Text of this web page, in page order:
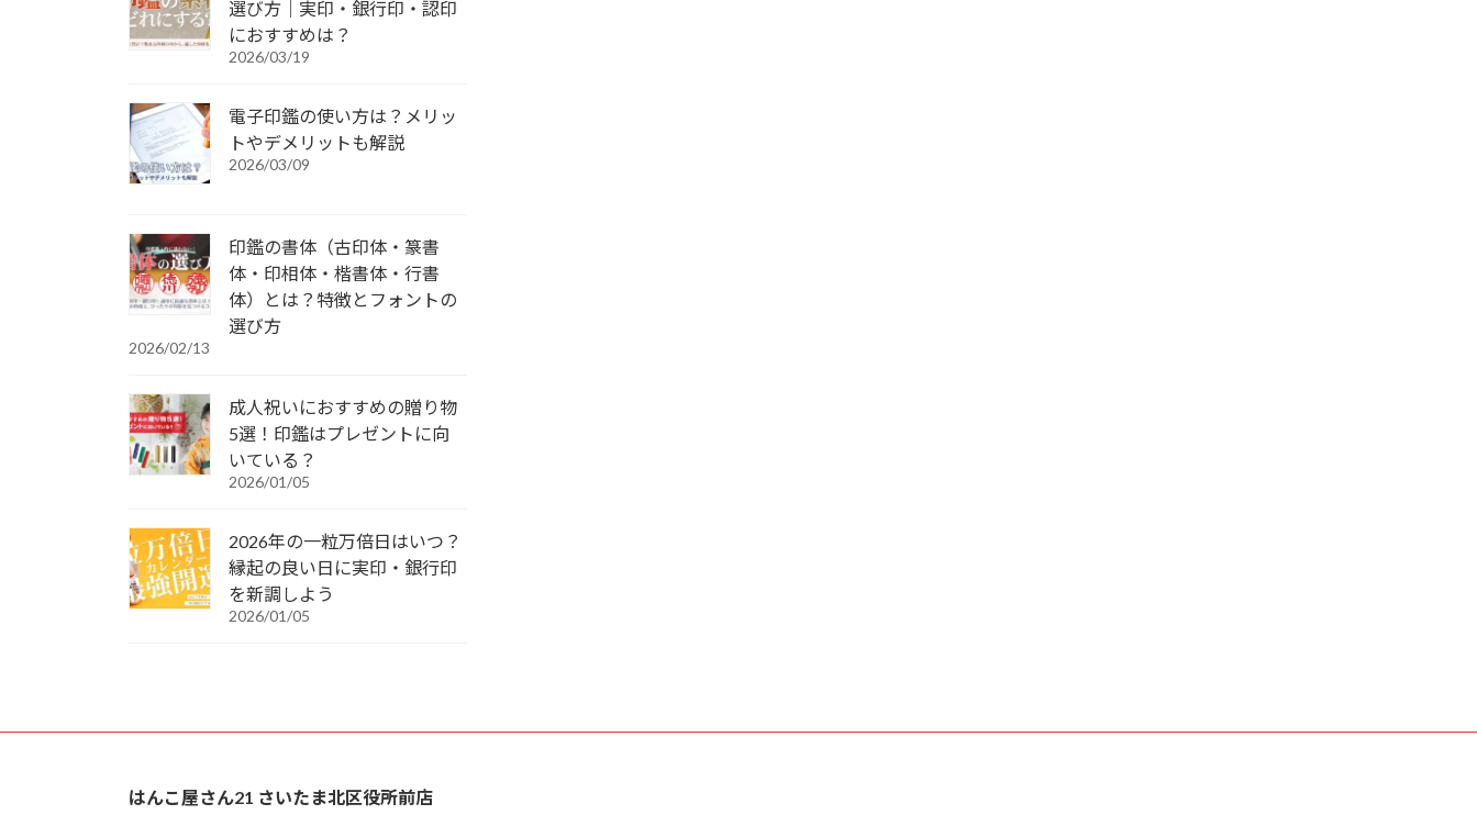
選び方｜実印・銀行印・認印
におすすめは？
2026/03/19
電子印鑑の使い方は？メリッ
トやデメリットも解説
2026/03/09
印鑑の書体（古印体・篆書
体・印相体・楷書体・行書
体）とは？特徴とフォントの
選び方
2026/02/13
成人祝いにおすすめの贈り物
5選！印鑑はプレゼントに向
いている？
2026/01/05
2026年の一粒万倍日はいつ？
縁起の良い日に実印・銀行印
を新調しよう
2026/01/05
はんこ屋さん21 さいたま北区役所前店